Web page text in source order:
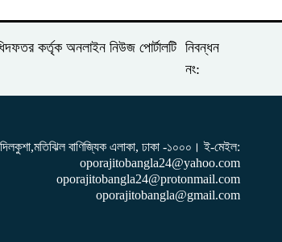
কর্তৃক অনলাইন নিউজ পোর্টালটি নিবন্ধন
নং:
বাণিজ্যিক এলাকা, ঢাকা -১০০০। ই-‌মেইল:
oporajitobangla24@yahoo.com
oporajitobangla24@protonmail.com
oporajitobangla@gmail.com